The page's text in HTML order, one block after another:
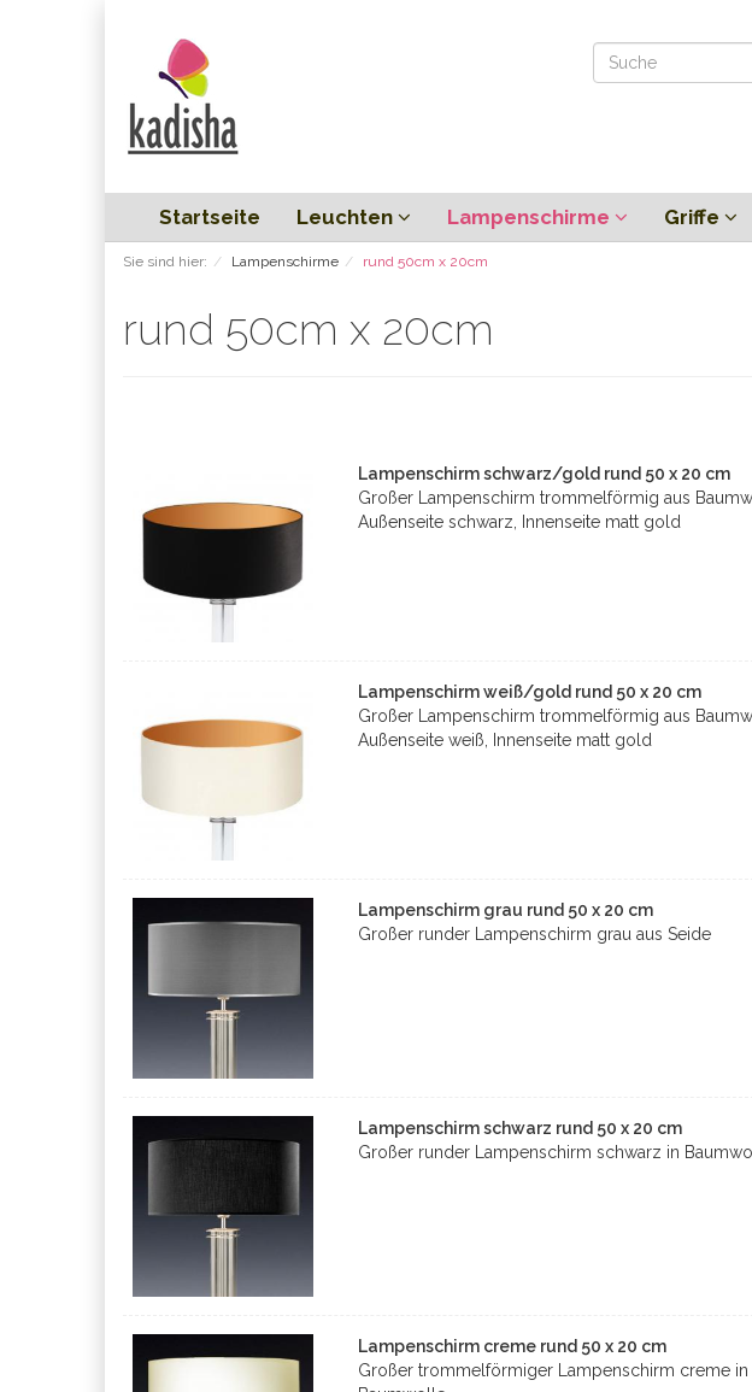
Startseite Leuchten Lampenschirme Griffe
Sie sind hier: Lampenschirme rund 50cm x 20cm
rund 50cm x 20cm
Lampenschirm schwarz/gold rund 50 x 20 cm
Großer Lampenschirm trommelförmig aus
Außenseite schwarz, Innenseite matt gold
Lampenschirm weiß/gold rund 50 x 20 cm
Großer Lampenschirm trommelförmig aus
Außenseite weiß, Innenseite matt gold
Lampenschirm grau rund 50 x 20 cm
Großer runder Lampenschirm grau aus Seide
Lampenschirm schwarz rund 50 x 20 cm
Großer runder Lampenschirm schwarz in
Lampenschirm creme rund 50 x 20 cm
Großer trommelförmiger Lampenschirm creme in